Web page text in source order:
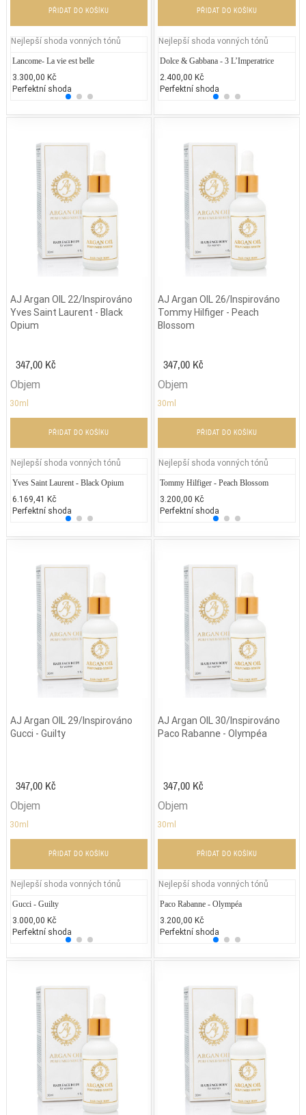
PŘIDAT DO KOŠÍKU
Nejlepší shoda vonných tónů
Lancome- La vie est belle
3.300,00 Kč
Perfektní shoda
Repetto - Dance with Repetto
2.037,89 Kč
25% běžných vonných tónů
PŘIDAT DO KOŠÍKU
Nejlepší shoda vonných tónů
Dolce & Gabbana - 3 L’Imperatrice
2.400,00 Kč
Perfektní shoda
AJ Argan OIL 22/Inspirováno
Yves Saint Laurent - Black
Opium
347,00 Kč
Objem
30ml
PŘIDAT DO KOŠÍKU
Nejlepší shoda vonných tónů
Yves Saint Laurent - Black Opium
6.169,41 Kč
Perfektní shoda
Jean Paul Gaultier - Classique
2.300,00 Kč
50% běžných vonných tónů
AJ Argan OIL 26/Inspirováno
Tommy Hilfiger - Peach
Blossom
347,00 Kč
Objem
30ml
PŘIDAT DO KOŠÍKU
Nejlepší shoda vonných tónů
Tommy Hilfiger - Peach Blossom
3.200,00 Kč
Perfektní shoda
AJ Argan OIL 29/Inspirováno
Gucci - Guilty
347,00 Kč
Objem
30ml
PŘIDAT DO KOŠÍKU
Nejlepší shoda vonných tónů
Gucci - Guilty
3.000,00 Kč
Perfektní shoda
Jean Paul Gaultier - Classique
2.300,00 Kč
25% běžných vonných tónů
AJ Argan OIL 30/Inspirováno
Paco Rabanne - Olympéa
347,00 Kč
Objem
30ml
PŘIDAT DO KOŠÍKU
Nejlepší shoda vonných tónů
Paco Rabanne - Olympéa
3.200,00 Kč
Perfektní shoda